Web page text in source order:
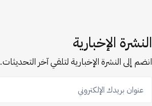
النشرة الإخبارية
انضم إلى النشرة الإخبارية لتلقي آخر التحديثات.
عنوان بريدك الإلكتروني